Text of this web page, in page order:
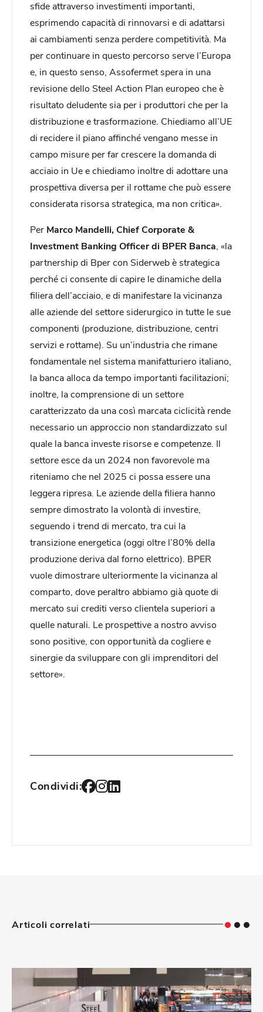
sfide attraverso investimenti importanti,
esprimendo capacità di rinnovarsi e di adattarsi
ai cambiamenti senza perdere competitività. Ma
per continuare in questo percorso serve l’Europa
e, in questo senso, Assofermet spera in una
revisione dello Steel Action Plan europeo che è
risultato deludente sia per i produttori che per la
distribuzione e trasformazione. Chiediamo all’UE
di recidere il piano affinché vengano messe in
campo misure per far crescere la domanda di
acciaio in Ue e chiediamo inoltre di adottare una
prospettiva diversa per il rottame che può essere
considerata risorsa strategica, ma non critica».
Per Marco Mandelli, Chief Corporate &
Investment Banking Officer di BPER Banca , «la
partnership di Bper con Siderweb è strategica
perché ci consente di capire le dinamiche della
filiera dell’acciaio, e di manifestare la vicinanza
alle aziende del settore siderurgico in tutte le sue
componenti (produzione, distribuzione, centri
servizi e rottame). Su un’industria che rimane
fondamentale nel sistema manifatturiero italiano,
la banca alloca da tempo importanti facilitazioni;
inoltre, la comprensione di un settore
caratterizzato da una così marcata ciclicità rende
necessario un approccio non standardizzato sul
quale la banca investe risorse e competenze. Il
settore esce da un 2024 non favorevole ma
riteniamo che nel 2025 ci possa essere una
leggera ripresa. Le aziende della filiera hanno
sempre dimostrato la volontà di investire,
seguendo i trend di mercato, tra cui la
transizione energetica (oggi oltre l’80% della
produzione deriva dal forno elettrico). BPER
vuole dimostrare ulteriormente la vicinanza al
comparto, dove peraltro abbiamo già quote di
mercato sui crediti verso clientela superiori a
quelle naturali. Le prospettive a nostro avviso
sono positive, con opportunità da cogliere e
sinergie da sviluppare con gli imprenditori del
settore».
Condividi:
Articoli correlati